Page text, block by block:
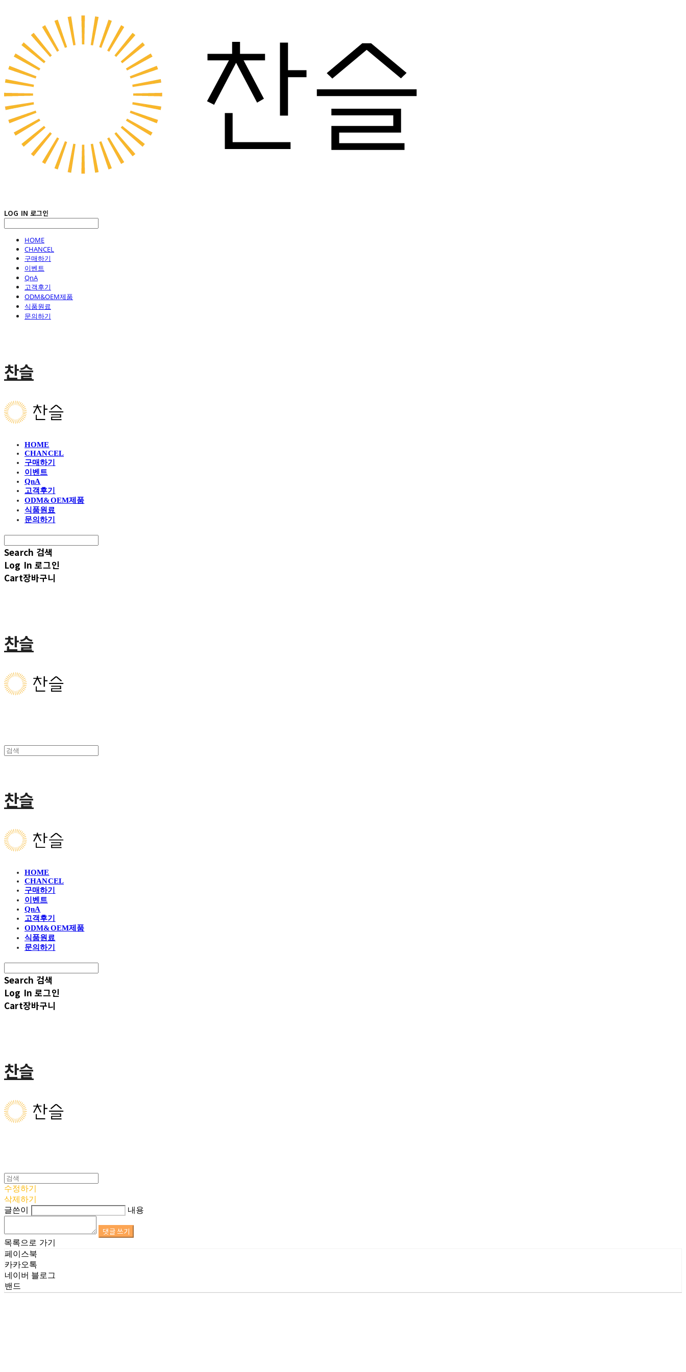
LOG IN 로그인
HOME
CHANCEL
구매하기
이벤트
QnA
고객후기
ODM&OEM제품
식품원료
문의하기
찬슬
HOME
CHANCEL
구매하기
이벤트
QnA
고객후기
ODM&OEM제품
식품원료
문의하기
Search 검색
Log In 로그인
Cart장바구니
찬슬
찬슬
HOME
CHANCEL
구매하기
이벤트
QnA
고객후기
ODM&OEM제품
식품원료
문의하기
Search 검색
Log In 로그인
Cart장바구니
찬슬
수정하기
삭제하기
글쓴이
내용
댓글 쓰기
목록으로 가기
페이스북
카카오톡
네이버 블로그
밴드